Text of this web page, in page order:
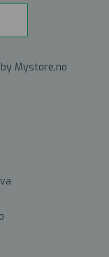
Mystore.no